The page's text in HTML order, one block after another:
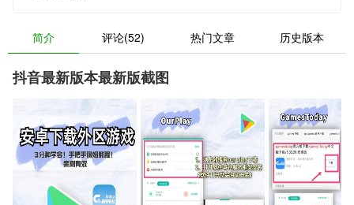
简介 评论(52) 热门文章 历史版本
抖音最新版本最新版截图